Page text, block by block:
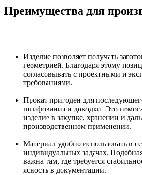
Преимущества для
Изделие позволяет получать
геометрией. Благодаря этому
согласовывать с проектными и
требованиями.
Прокат пригоден для
шлифования и доводки. Это
изделие в закупке, хранении и
производственном применении.
Материал удобно использовать в
индивидуальных задачах.
важна там, где требуется
ясность в документации.